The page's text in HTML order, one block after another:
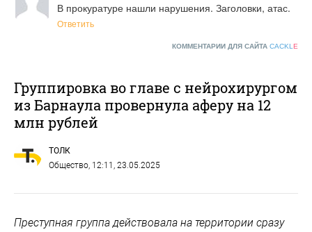
В прокуратуре нашли нарушения. Заголовки, атас.
Ответить
КОММЕНТАРИИ ДЛЯ САЙТА CACKL E
Группировка во главе с нейрохирургом
из Барнаула провернула аферу на 12
млн рублей
ТОЛК
Общество, 12:11, 23.05.2025
Преступная группа действовала на территории сразу